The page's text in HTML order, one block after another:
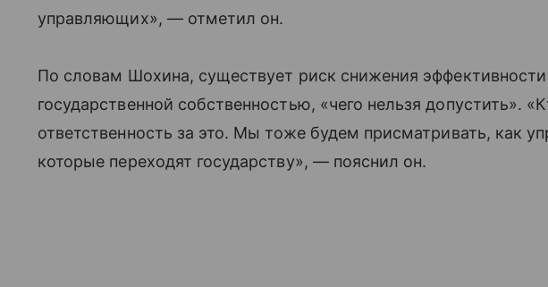
управляющих», — отметил он.
По словам Шохина, существует риск снижения эффективности
государственной собственностью, «чего нельзя допустить».
ответственность за это. Мы тоже будем присматривать, как
которые переходят государству», — пояснил он.